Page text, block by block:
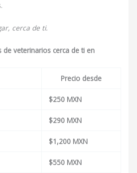
cerca de ti.
de veterinarios cerca de ti en
Precio desde
$250 MXN
$290 MXN
$1,200 MXN
$550 MXN